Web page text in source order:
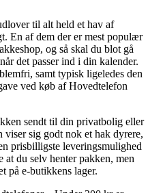
til alt held et hav af
En af dem der er mest populær
og så skal du blot gå
det passer ind i din kalender.
samt typisk ligeledes den
ved køb af Hovedtelefon
sendt til din privatbolig eller
viser sig godt nok et hak dyrere,
prisbilligste leveringsmulighed
du selv henter pakken, men
på e-butikkens lager.